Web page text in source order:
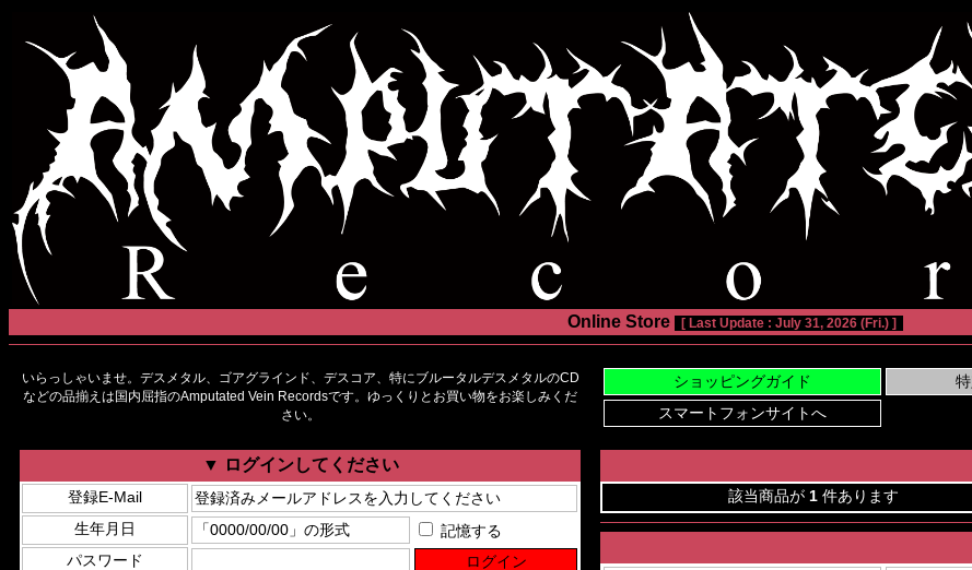
Online Store [ Last Update : July 31, 2026 (Fri.) ]
いらっしゃいませ。デスメタル、ゴアグラインド、デスコア、特にブルータルデスメタルのCD
などの品揃えは国内屈指のAmputated Vein Recordsです。ゆっくりとお買い物をお楽しみくだ
さい。
▼ ログインしてください
登録E-Mail
生年月日
記憶する
パスワード
該当商品が 1 件あります